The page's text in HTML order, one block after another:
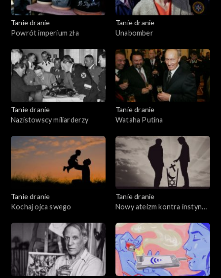
Tanie dranie
Powrót imperium zła
Tanie dranie
Unabomber
Tanie dranie
Nazistowscy miliarderzy
Tanie dranie
Wataha Putina
Tanie dranie
Kochaj ojca swego
Tanie dranie
Nowy ateizm kontra instynkt